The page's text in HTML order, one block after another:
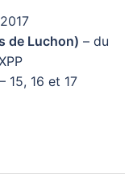
de Luchon) – du
– 15, 16 et 17